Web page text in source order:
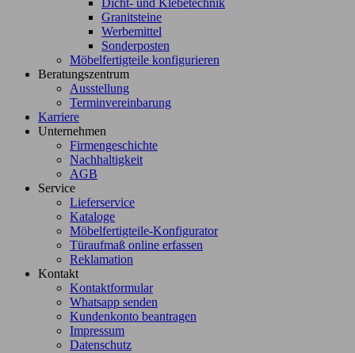
Dicht- und Klebetechnik
Granitsteine
Werbemittel
Sonderposten
Möbelfertigteile konfigurieren
Beratungszentrum
Ausstellung
Terminvereinbarung
Karriere
Unternehmen
Firmengeschichte
Nachhaltigkeit
AGB
Service
Lieferservice
Kataloge
Möbelfertigteile-Konfigurator
Türaufmaß online erfassen
Reklamation
Kontakt
Kontaktformular
Whatsapp senden
Kundenkonto beantragen
Impressum
Datenschutz